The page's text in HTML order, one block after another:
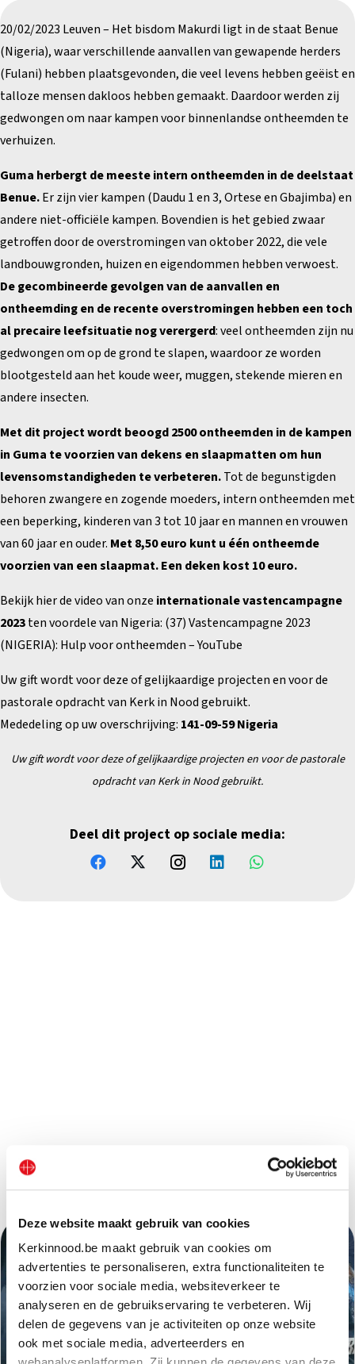
Deze website maakt gebruik van cookies
Kerkinnood.be maakt gebruik van cookies om
advertenties te personaliseren, extra functionaliteiten te
voorzien voor sociale media, websiteverkeer te
analyseren en de gebruikservaring te verbeteren. Wij
delen de gegevens van je activiteiten op onze website
ook met sociale media, adverteerders en
20/02/2023 Leuven – Het bisdom Makurdi ligt in de staat Benue
(Nigeria), waar verschillende aanvallen van gewapende herders
(Fulani) hebben plaatsgevonden, die veel levens hebben geëist en
talloze mensen dakloos hebben gemaakt. Daardoor werden zij
gedwongen om naar kampen voor binnenlandse ontheemden te
verhuizen.
Guma herbergt de meeste intern ontheemden in de deelstaat
Benue.Er zijn vier kampen (Daudu 1 en 3, Ortese en Gbajimba) en
andere niet-officiële kampen. Bovendien is het gebied zwaar
getroffen door de overstromingen van oktober 2022, die vele
landbouwgronden, huizen en eigendommen hebben verwoest.
De gecombineerde gevolgen van de aanvallen en
ontheemding en de recente overstromingen hebben een toch
al precaire leefsituatie nog verergerd: veel ontheemden zijn nu
gedwongen om op de grond te slapen, waardoor ze worden
blootgesteld aan het koude weer, muggen, stekende mieren en
andere insecten.
Met dit project wordt beoogd 2500 ontheemden in de kampen
in Guma te voorzien van dekens en slaapmatten om hun
levensomstandigheden te verbeteren.Tot de begunstigden
behoren zwangere en zogende moeders, intern ontheemden met
een beperking, kinderen van 3 tot 10 jaar en mannen en vrouwen
van 60 jaar en ouder. Met 8,50 euro kunt u één ontheemde
voorzien van een slaapmat. Een deken kost 10 euro.
Bekijk hier de video van onze internationale vastencampagne
2023ten voordele van Nigeria: (37) Vastencampagne 2023
(NIGERIA): Hulp voor ontheemden – YouTube
Uw gift wordt voor deze of gelijkaardige projecten en voor de
pastorale opdracht van Kerk in Nood gebruikt.
Mededeling op uw overschrijving: 141-09-59 Nigeria
Uw gift wordt voor deze of gelijkaardige projecten en voor de pastorale
opdracht van Kerk in Nood gebruikt.
Deel dit project op sociale media:
Andere projecten